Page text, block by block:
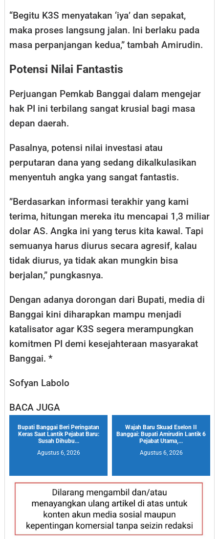
“Begitu K3S menyatakan ‘iya’ dan sepakat,
maka proses langsung jalan. Ini berlaku pada
masa perpanjangan kedua,” tambah Amirudin.
​Potensi Nilai Fantastis
​Perjuangan Pemkab Banggai dalam mengejar
hak PI ini terbilang sangat krusial bagi masa
depan daerah.
Pasalnya, potensi nilai investasi atau
perputaran dana yang sedang dikalkulasikan
menyentuh angka yang sangat fantastis.
​”Berdasarkan informasi terakhir yang kami
terima, hitungan mereka itu mencapai 1,3 miliar
dolar AS. Angka ini yang terus kita kawal. Tapi
semuanya harus diurus secara agresif, kalau
tidak diurus, ya tidak akan mungkin bisa
berjalan,” pungkasnya.
​Dengan adanya dorongan dari Bupati, media di
Banggai kini diharapkan mampu menjadi
katalisator agar K3S segera merampungkan
komitmen PI demi kesejahteraan masyarakat
Banggai. *
Sofyan Labolo
BACA JUGA
Bupati Banggai Beri Peringatan
Keras Saat Lantik Pejabat Baru:
Susah Dihubu...
Agustus 6, 2026
Wajah Baru Skuad Eselon II
Banggai: Bupati Amirudin Lantik 6
Pejabat Utama,...
Agustus 6, 2026